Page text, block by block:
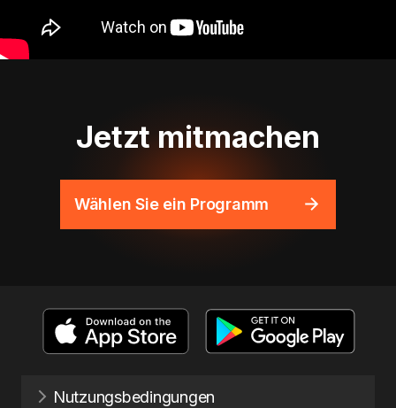
Jetzt mitmachen
Wählen Sie ein Programm
Nutzungsbedingungen